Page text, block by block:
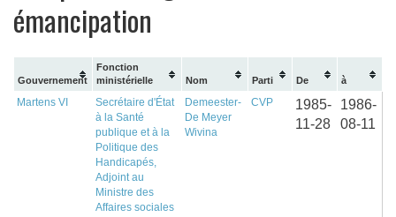
émancipation
Gouvernement
Fonction
ministérielle
Nom Parti De à
Martens VI
Secrétaire d'État
à la Santé
publique et à la
Politique des
Handicapés,
Adjoint au
Ministre des
Affaires sociales
Demeester-
De Meyer
Wivina
CVP
1985-
11-28
1986-
08-11